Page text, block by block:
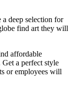
deep selection for
find art they will
affordable
a perfect style
or employees will